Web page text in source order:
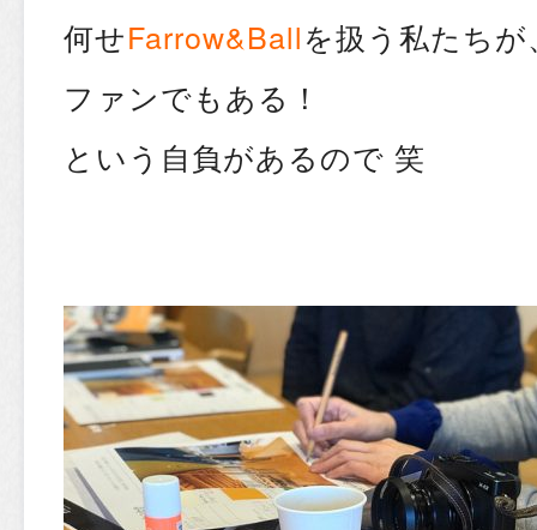
何せFarrow&Ballを扱う私たち
ファンでもある！
という自負があるので 笑